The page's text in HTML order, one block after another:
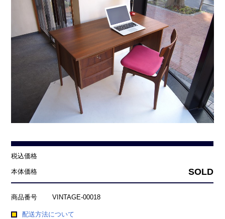
税込価格
本体価格 SOLD
商品番号 VINTAGE-00018
配送方法について